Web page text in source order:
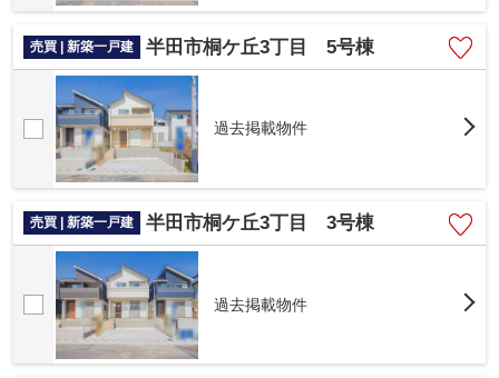
売買 | 新築一戸建 半田市桐ケ丘3丁目 5号棟
過去掲載物件
売買 | 新築一戸建 半田市桐ケ丘3丁目 3号棟
過去掲載物件